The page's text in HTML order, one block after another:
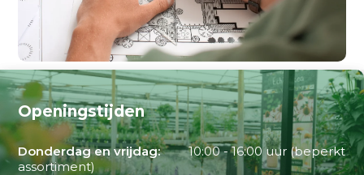
Openingstijden
Donderdag en vrijdag:
10:00 - 16:00 uur (beperkt
assortiment)